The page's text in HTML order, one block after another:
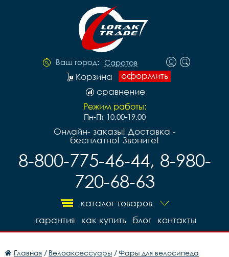
Ваш город: Саратов
оформить
Корзина
сравнение
Режим работы:
Пн-Пт 10.00-19.00
Онлайн- заказы! Доставка -
бесплатно! Звоните!
8-800-775-46-44, 8-980-
720-68-63
каталог товаров
контакты
блог
как купить
гарантия
Главная / Велоаксессуары /Фары для велосипеда